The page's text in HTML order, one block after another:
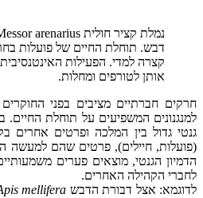
דבש. תוחלת החיים של פועלות
קצרה למדי. הפעילות
אותן לטורפים ומחלות.
חרקים חברתיים מציבים בפני
למנגנונים המשפיעים על תוחלת החיים.
גנטי גדול בין המלכה ופרטים אחרים
(פועלות, חיילים), פרטים שהם למעשה
הדמיון הגנטי, מוצאים פערים
לחברי הקהילה האחרים.
לדוגמא: אצל דבורת הדבש mellifera